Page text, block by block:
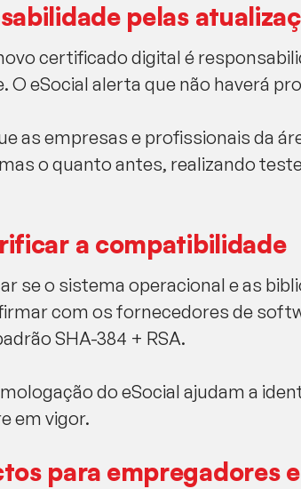
pelas
certificado digital é
eSocial alerta que não haverá
as empresas e profissionais da
o quanto antes, realizando
a compatibilidade
se o sistema operacional e as
com os fornecedores de
SHA-384 + RSA.
do eSocial ajudam a
em vigor.
para empregadores